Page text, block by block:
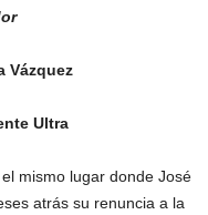
Vázquez
Ultra
mismo lugar donde José
atrás su renuncia a la